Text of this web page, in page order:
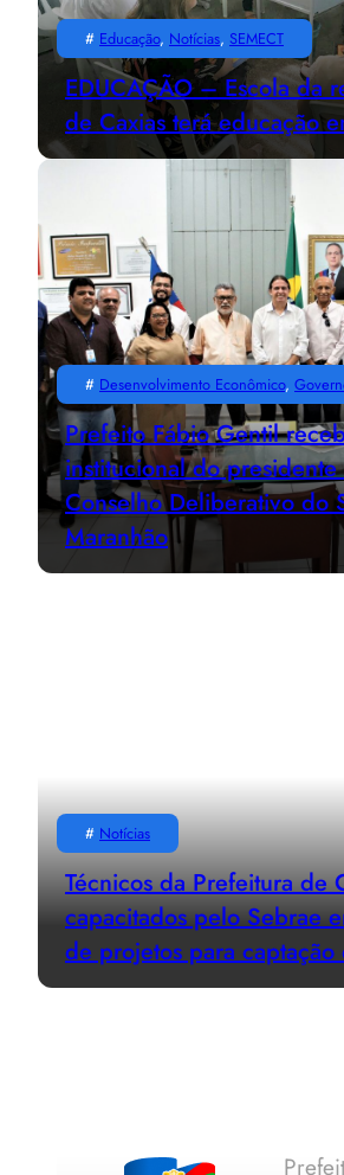
# Educação, Notícias, SEMECT
EDUCAÇÃO – Escola da
de Caxias terá educação
# Desenvolvimento Econômico,
Prefeito Fábio Gentil
institucional do
Conselho Deliberativo do
Maranhão
# Notícias
Técnicos da Prefeitura de
capacitados pelo Sebrae
de projetos para captação